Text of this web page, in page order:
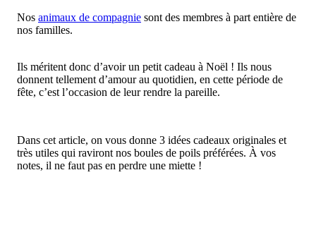
Nos animaux de compagnie sont des membres à part entière de
nos familles.
Ils méritent donc d’avoir un petit cadeau à Noël ! Ils nous
donnent tellement d’amour au quotidien, en cette période de
fête, c’est l’occasion de leur rendre la pareille.
Dans cet article, on vous donne 3 idées cadeaux originales et
très utiles qui raviront nos boules de poils préférées. À vos
notes, il ne faut pas en perdre une miette !